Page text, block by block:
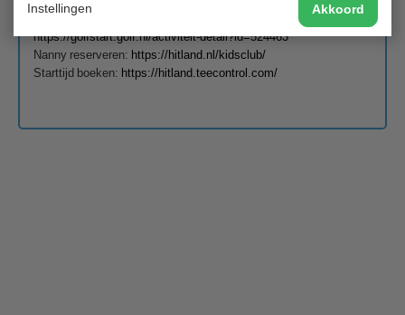
Instellingen Akkoord
Proefles boeken:
https://golfstart.golf.nl/activiteit-detail?id=524463
Nanny reserveren: https://hitland.nl/kidsclub/
Starttijd boeken: https://hitland.teecontrol.com/